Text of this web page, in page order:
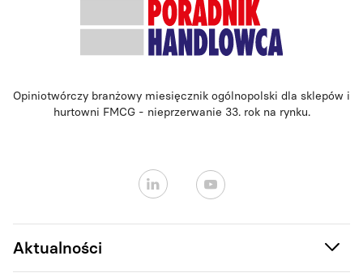
Opiniotwórczy branżowy miesięcznik ogólnopolski dla sklepów i
hurtowni FMCG - nieprzerwanie 33. rok na rynku.
Aktualności